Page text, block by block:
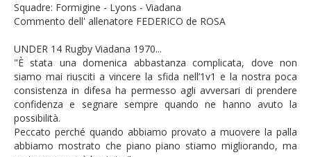
Squadre: Formigine - Lyons - Viadana
Commento dell' allenatore FEDERICO de ROSA
UNDER 14 Rugby Viadana 1970...
"È stata una domenica abbastanza complicata, dove non
siamo mai riusciti a vincere la sfida nell’1v1 e la nostra poca
consistenza in difesa ha permesso agli avversari di prendere
confidenza e segnare sempre quando ne hanno avuto la
possibilità.
Peccato perché quando abbiamo provato a muovere la palla
abbiamo mostrato che piano piano stiamo migliorando, ma